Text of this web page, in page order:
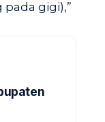
gigi),”